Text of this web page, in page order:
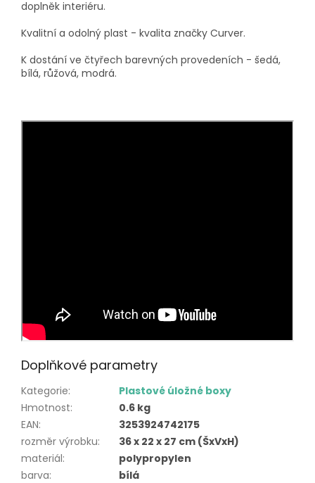
doplněk interiéru.
Kvalitní a odolný plast - kvalita značky Curver.
K dostání ve čtyřech barevných provedeních - šedá,
bílá, růžová, modrá.
Doplňkové parametry
Kategorie:
Plastové úložné boxy
Hmotnost:
0.6 kg
EAN:
3253924742175
rozměr výrobku:
36 x 22 x 27 cm (ŠxVxH)
materiál:
polypropylen
barva:
bílá